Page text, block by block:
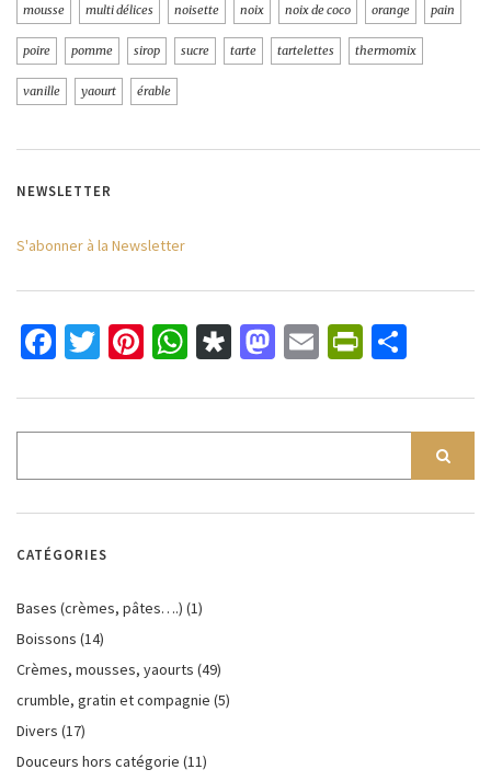
mousse multi délices noisette noix noix de coco orange pain
poire pomme sirop sucre tarte tartelettes thermomix
vanille yaourt érable
NEWSLETTER
S'abonner à la Newsletter
Facebook
Twitter
Pinterest
WhatsApp
Diaspora
Mastodon
Email
CATÉGORIES
Bases (crèmes, pâtes….) (1)
Boissons (14)
Crèmes, mousses, yaourts (49)
crumble, gratin et compagnie (5)
Divers (17)
Douceurs hors catégorie (11)